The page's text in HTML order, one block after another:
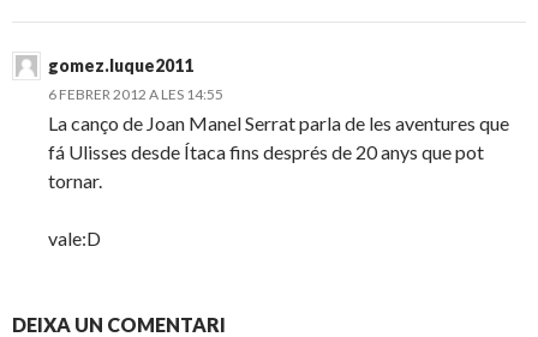
gomez.luque2011
6 FEBRER 2012 A LES 14:55
La canço de Joan Manel Serrat parla de les aventures que
fá Ulisses desde Ítaca fins després de 20 anys que pot
tornar.
vale:D
DEIXA UN COMENTARI